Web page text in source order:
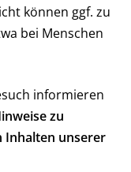
können ggf. zu
bei Menschen
informieren
zu
Inhalten unserer